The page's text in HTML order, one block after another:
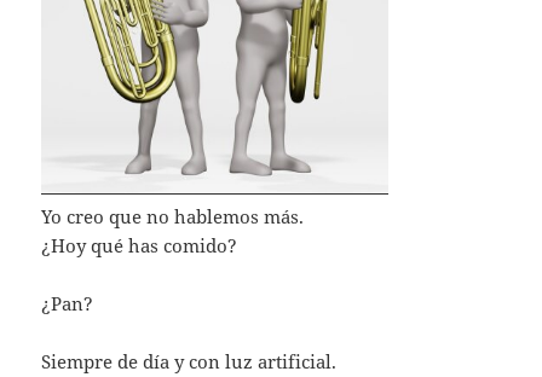
Yo creo que no hablemos más.
¿Hoy qué has comido?
¿Pan?
Siempre de día y con luz artificial.